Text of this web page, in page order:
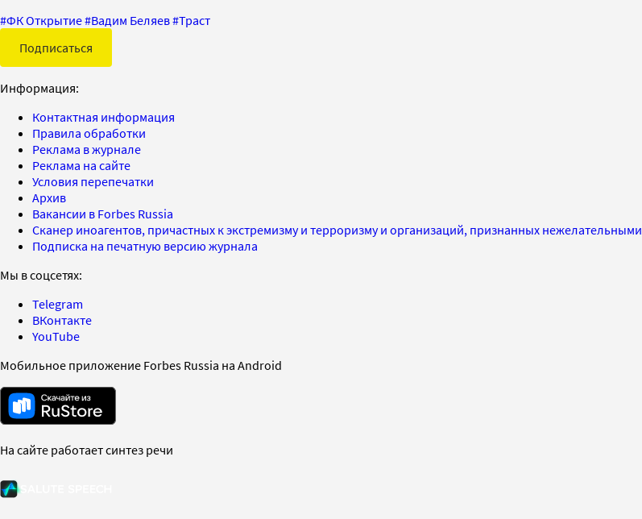
#ФК Открытие#Вадим Беляев#Траст
Подписаться
Информация:
Контактная информация
Правила обработки
Реклама в журнале
Реклама на сайте
Условия перепечатки
Архив
Вакансии в Forbes Russia
Сканер иноагентов, причастных к экстремизму и терроризму и организаций, признанных нежелательными
Подписка на печатную версию журнала
Мы в соцсетях:
Telegram
ВКонтакте
YouTube
Мобильное приложение Forbes Russia на Android
На сайте работает синтез речи